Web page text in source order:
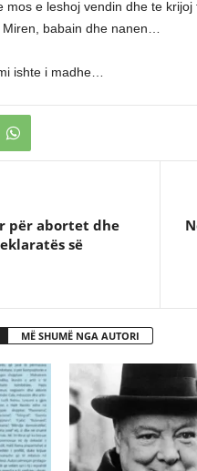
mos e leshoj vendin dhe te
babain dhe nanen…
ishte i madhe…
për abortet dhe
së
MË SHUMË NGA AUTORI